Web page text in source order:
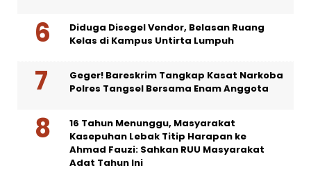
Diduga Disegel Vendor, Belasan Ruang
Kelas di Kampus Untirta Lumpuh
Geger! Bareskrim Tangkap Kasat Narkoba
Polres Tangsel Bersama Enam Anggota
16 Tahun Menunggu, Masyarakat
Kasepuhan Lebak Titip Harapan ke
Ahmad Fauzi: Sahkan RUU Masyarakat
Adat Tahun Ini